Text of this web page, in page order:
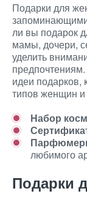
Подарки для
ли вы подарок
мамы, дочери,
уделить
идеи подарков,
типов женщин
Набор
любимого
Подарки